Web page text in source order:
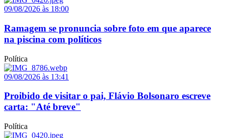
09/08/2026 às 18:00
Ramagem se pronuncia sobre foto em que aparece
na piscina com políticos
Política
09/08/2026 às 13:41
Proibido de visitar o pai, Flávio Bolsonaro escreve
carta: "Até breve"
Política